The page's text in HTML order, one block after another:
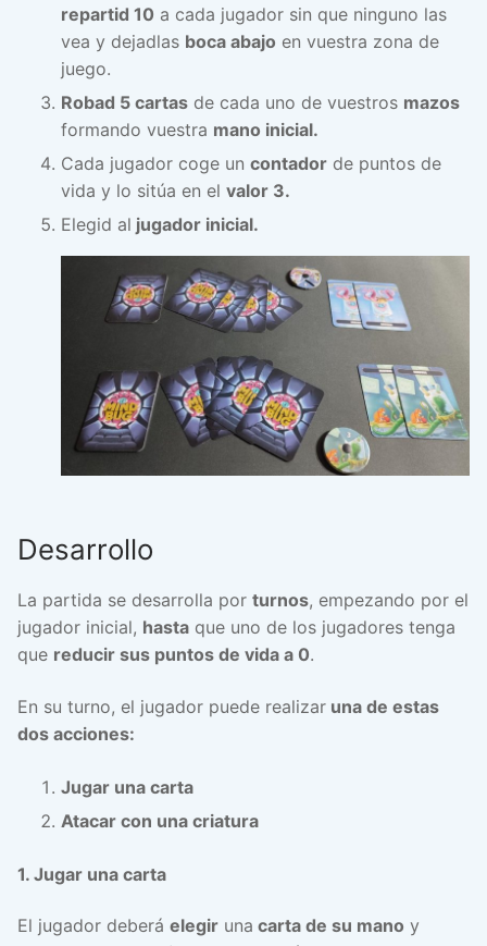
repartid 10 a cada jugador sin que ninguno las
vea y dejadlas boca abajo en vuestra zona de
juego.
Robad 5 cartas de cada uno de vuestros mazos
formando vuestra mano inicial.
Cada jugador coge un contador de puntos de
vida y lo sitúa en el valor 3.
Elegid al jugador inicial.
Desarrollo
La partida se desarrolla por turnos, empezando por el
jugador inicial, hasta que uno de los jugadores tenga
que reducir sus puntos de vida a 0.
En su turno, el jugador puede realizar una de estas
dos acciones:
Jugar una carta
Atacar con una criatura
1. Jugar una carta
El jugador deberá elegir una carta de su mano y